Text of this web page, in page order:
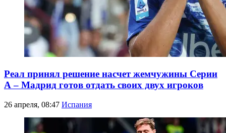
Реал принял решение насчет жемчужины Серии
А – Мадрид готов отдать своих двух игроков
26 апреля, 08:47 Испания